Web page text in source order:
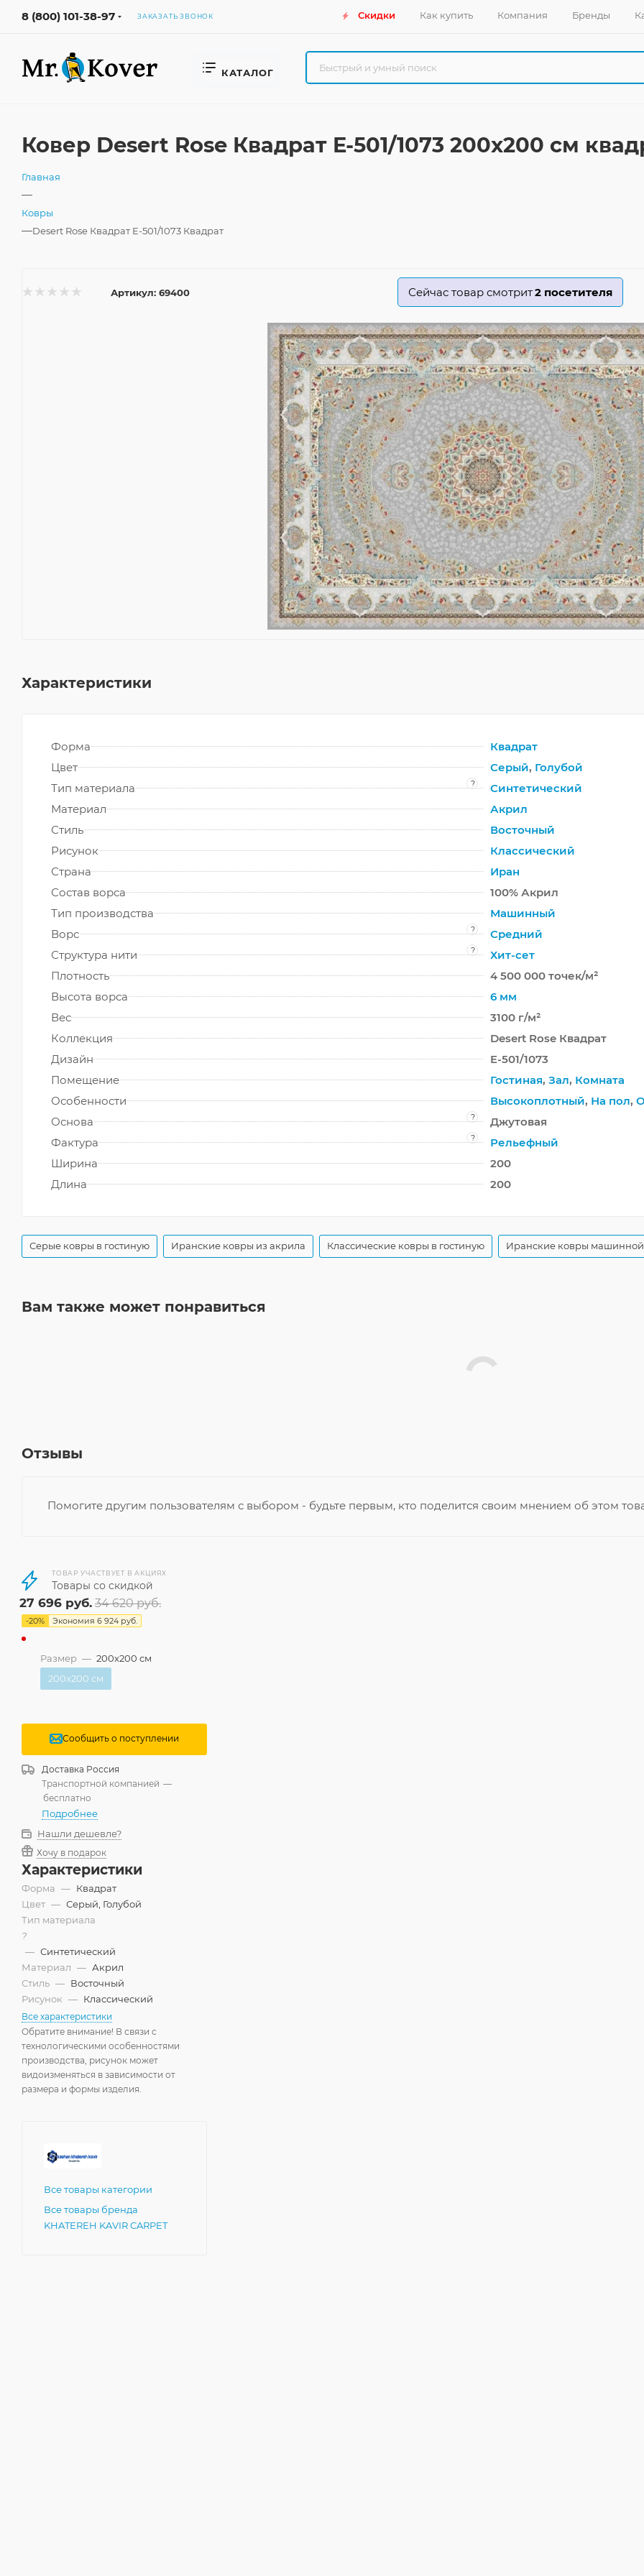
8 (800) 101-38-97 ЗАКАЗАТЬ ЗВОНОК Скидки Как купить Компания Бренды
КАТАЛОГ
Ковер Desert Rose Квадрат E-501/1073 200x200 см
Главная
—
Ковры
—Desert Rose Квадрат E-501/1073 Квадрат
Артикул: 69400 Сейчас товар смотрит2 посетителя
Характеристики
Форма
Квадрат
Цвет
Серый, Голубой
Тип материала
?
Синтетический
Материал
Акрил
Стиль
Восточный
Рисунок
Классический
Страна
Иран
Состав ворса
100% Акрил
Тип производства
Машинный
Ворс
?
Средний
Структура нити
?
Хит-сет
Плотность
4 500 000 точек/м²
Высота ворса
6 мм
Вес
3100 г/м²
Коллекция
Desert Rose Квадрат
Дизайн
E-501/1073
Помещение
Гостиная, Зал, Комната
Особенности
Высокоплотный, На пол,
Основа
?
Джутовая
Фактура
?
Рельефный
Ширина
200
Длина
200
Серые ковры в гостиную Иранские ковры из акрила Классические ковры в гостиную Иранские ковры
Вам также может понравиться
Отзывы
Помогите другим пользователям с выбором - будьте первым, кто поделится своим мнением об этом
ТОВАР УЧАСТВУЕТ В АКЦИЯХ
Товары со скидкой
27 696 руб. 34 620руб.
-20% Экономия 6 924 руб.
Размер — 200x200 см
200x200 см
Сообщить о поступлении
Доставка Россия
Транспортной компанией —
бесплатно
Подробнее
Нашли дешевле?
Хочу в подарок
Характеристики
Форма — Квадрат
Цвет — Серый, Голубой
Тип материала
?
— Синтетический
Материал — Акрил
Стиль — Восточный
Рисунок — Классический
Все характеристики
Обратите внимание! В связи с
технологическими особенностями
производства, рисунок может
видоизменяться в зависимости от
размера и формы изделия.
Все товары категории
Все товары бренда
KHATEREH KAVIR CARPET